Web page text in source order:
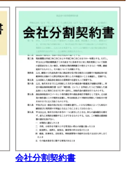
会社分割契約書